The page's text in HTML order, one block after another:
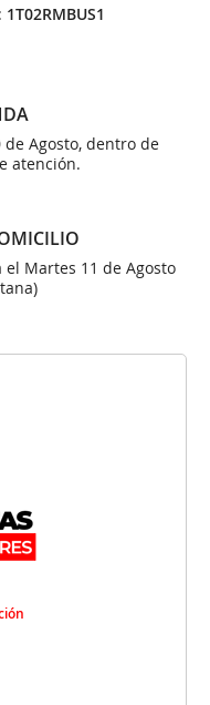
1T02RMBUS1
de Agosto, dentro de
atención.
el Martes 11 de Agosto